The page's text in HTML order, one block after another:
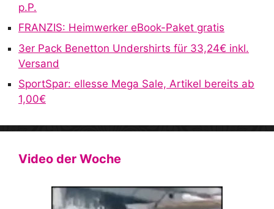
p.P.
FRANZIS: Heimwerker eBook-Paket gratis
3er Pack Benetton Undershirts für 33,24€ inkl.
Versand
SportSpar: ellesse Mega Sale, Artikel bereits ab
1,00€
Video der Woche